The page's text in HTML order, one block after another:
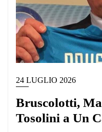
24 LUGLIO 2026
Bruscolotti,
Tosolini a Un